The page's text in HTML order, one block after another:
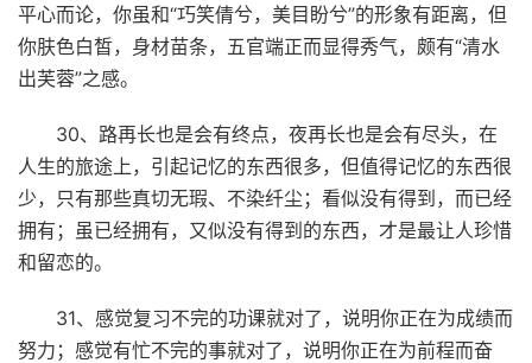
平心而论，你虽和“巧笑倩兮，美目盼兮”的形象有距离，但
你肤色白皙，身材苗条，五官端正而显得秀气，颇有“清水
出芙蓉”之感。
30、路再长也是会有终点，夜再长也是会有尽头，在
人生的旅途上，引起记忆的东西很多，但值得记忆的东西很
少，只有那些真切无瑕、不染纤尘；看似没有得到，而已经
拥有；虽已经拥有，又似没有得到的东西，才是最让人珍惜
和留恋的。
31、感觉复习不完的功课就对了，说明你正在为成绩而
努力；感觉有忙不完的事就对了，说明你正在为前程而奋